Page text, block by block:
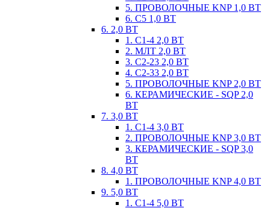
5. ПРОВОЛОЧНЫЕ KNP 1,0 ВТ
6. С5 1,0 ВТ
6. 2,0 ВТ
1. С1-4 2,0 ВТ
2. МЛТ 2,0 ВТ
3. С2-23 2,0 ВТ
4. С2-33 2,0 ВТ
5. ПРОВОЛОЧНЫЕ KNP 2,0 ВТ
6. КЕРАМИЧЕСКИЕ - SQP 2,0
ВТ
7. 3,0 ВТ
1. С1-4 3,0 ВТ
2. ПРОВОЛОЧНЫЕ KNP 3,0 ВТ
3. КЕРАМИЧЕСКИЕ - SQP 3,0
ВТ
8. 4,0 ВТ
1. ПРОВОЛОЧНЫЕ KNP 4,0 ВТ
9. 5,0 ВТ
1. С1-4 5,0 ВТ